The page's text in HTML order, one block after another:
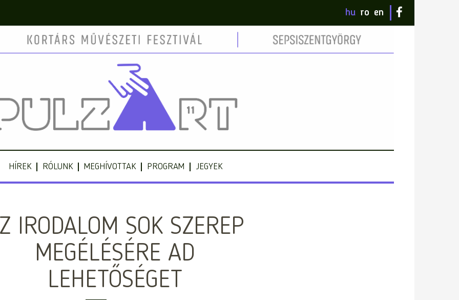
hu ro en
HÍREK RÓLUNK MEGHÍVOTTAK PROGRAM JEGYEK
IRODALOM SOK SZEREP
MEGÉLÉSÉRE AD
LEHETŐSÉGET